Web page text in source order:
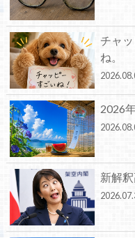
チャ
ね。
2026
新解